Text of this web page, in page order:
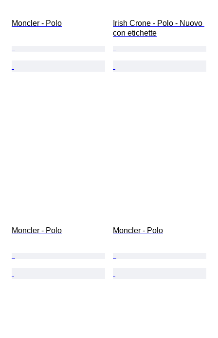
Moncler - Polo
Irish Crone - Polo - Nuovo
con etichette
Moncler - Polo Moncler - Polo